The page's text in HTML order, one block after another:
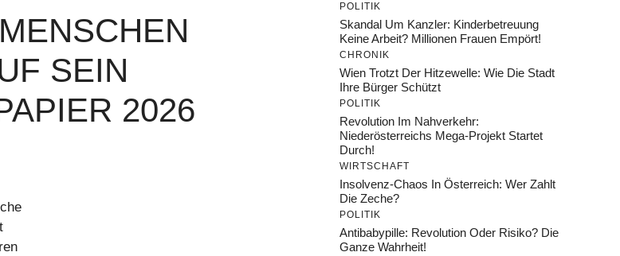
SEIN
2026
POLITIK
Skandal Um Kanzler: Kinderbetreuung
Keine Arbeit? Millionen Frauen Empört!
CHRONIK
Wien Trotzt Der Hitzewelle: Wie Die Stadt
Ihre Bürger Schützt
POLITIK
Revolution Im Nahverkehr:
Niederösterreichs Mega-Projekt Startet
Durch!
WIRTSCHAFT
Insolvenz-Chaos In Österreich: Wer Zahlt
Die Zeche?
POLITIK
Antibabypille: Revolution Oder Risiko? Die
Ganze Wahrheit!